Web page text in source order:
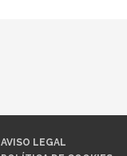
AVISO LEGAL